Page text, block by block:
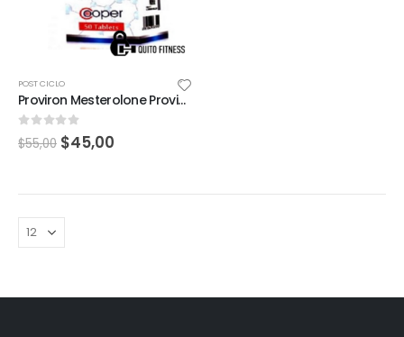
POST CICLO
Proviron Mesterolone Provibolic
0 out of 5
$55,00 $45,00